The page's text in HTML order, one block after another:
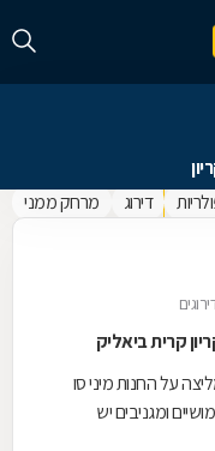
דירוג מרחק ממני
על החנות מיני סו
ומגניבים יש